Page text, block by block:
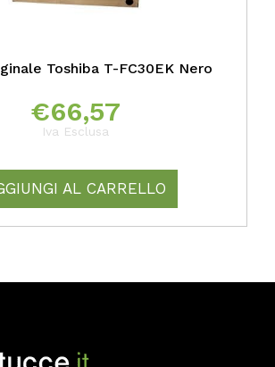
Toshiba T-FC30EK Nero
€66,57
Iva Esclusa
AL CARRELLO